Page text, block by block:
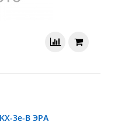
3e-B ЭРА